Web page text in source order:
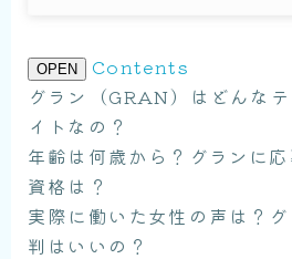
OPEN
Contents
グラン（GRAN）はどんな
イトなの？
年齢は何歳から？グランに
資格は？
実際に働いた女性の声は？
判はいいの？